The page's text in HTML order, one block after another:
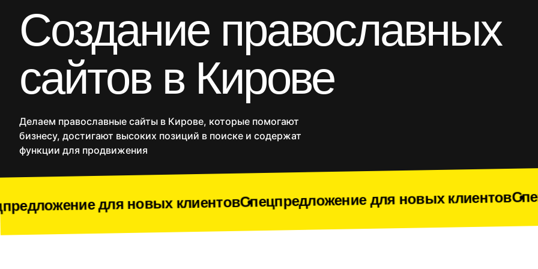
Порталы
Разработка на Laravel
Продакшн
Дополнительные услуги
Интернет-магазины
Создание православных
сайтов в Кирове
Делаем православные сайты в Кирове, которые помогают
бизнесу, достигают высоких позиций в поиске и содержат
функции для продвижения
новых клиентовСпецпредложение для новых клиентов